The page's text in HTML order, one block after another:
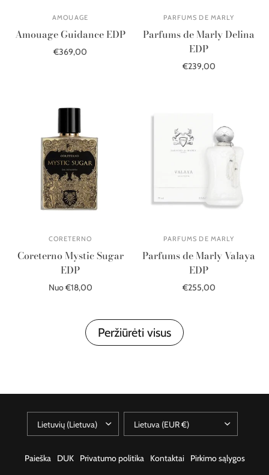
AMOUAGE
Amouage Guidance EDP
€369,00
PARFUMS DE MARLY
Parfums de Marly Delina
EDP
€239,00
CORETERNO
Coreterno Mystic Sugar
EDP
Nuo €18,00
PARFUMS DE MARLY
Parfums de Marly Valaya
EDP
€255,00
Peržiūrėti visus
Paieška DUK Privatumo politika Kontaktai
Pirkimo sąlygos